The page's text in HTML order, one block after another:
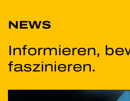
NEWS
Informieren,
faszinieren.